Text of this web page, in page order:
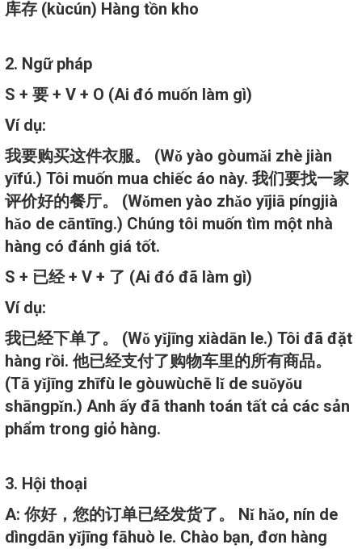
库存 (kùcún) Hàng tồn kho
2. Ngữ pháp
S + 要 + V + O (Ai đó muốn làm gì)
Ví dụ:
我要购买这件衣服。 (Wǒ yào gòumǎi zhè jiàn
yīfú.) Tôi muốn mua chiếc áo này. 我们要找一家
评价好的餐厅。 (Wǒmen yào zhǎo yījiā píngjià
hǎo de cāntīng.) Chúng tôi muốn tìm một nhà
hàng có đánh giá tốt.
S + 已经 + V + 了 (Ai đó đã làm gì)
Ví dụ:
我已经下单了。 (Wǒ yǐjīng xiàdān le.) Tôi đã đặt
hàng rồi. 他已经支付了购物车里的所有商品。
(Tā yǐjīng zhīfù le gòuwùchē lǐ de suǒyǒu
shāngpǐn.) Anh ấy đã thanh toán tất cả các sản
phẩm trong giỏ hàng.
3. Hội thoại
A: 你好，您的订单已经发货了。 Nǐ hǎo, nín de
dìngdān yǐjīng fāhuò le. Chào bạn, đơn hàng